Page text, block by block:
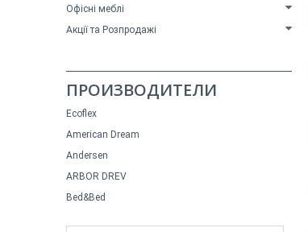
Офісні меблі
Акції та Розпродажі
ПРОИЗВОДИТЕЛИ
Ecoflex
American Dream
Andersen
ARBOR DREV
Bed&Bed